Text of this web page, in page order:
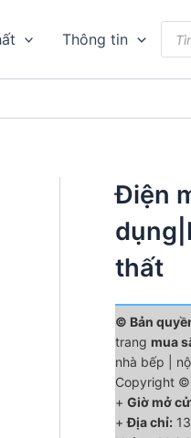
Thông tin
kiếm
Điện
thất
© Bản
trang mua
nhà bếp |
Copyright ©
+ Giờ mở
+Địa chỉ: